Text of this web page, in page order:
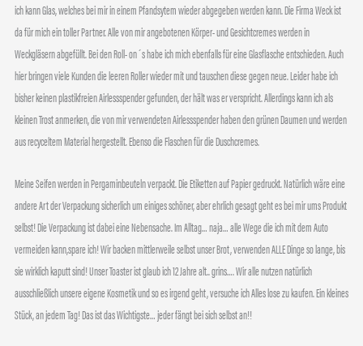
ich kann Glas, welches bei mir in einem Pfandsytem wieder abgegeben werden kann. Die Firma Weck ist
da für mich ein toller Partner. Alle von mir angebotenen Körper- und Gesichtcremes werden in
Weckgläsern abgefüllt. Bei den Roll- on´s habe ich mich ebenfalls für eine Glasflasche entschieden. Auch
hier bringen viele Kunden die leeren Roller wieder mit und tauschen diese gegen neue. Leider habe ich
bisher keinen plastikfreien Airlessspender gefunden, der hält was er verspricht. Allerdings kann ich als
kleinen Trost anmerken, die von mir verwendeten Airlessspender haben den grünen Daumen und werden
aus recyceltem Material hergestellt. Ebenso die Flaschen für die Duschcremes.
Meine Seifen werden in Pergaminbeuteln verpackt. Die Etiketten auf Papier gedruckt. Natürlich wäre eine
andere Art der Verpackung sicherlich um einiges schöner, aber ehrlich gesagt geht es bei mir ums Produkt
selbst! Die Verpackung ist dabei eine Nebensache. Im Alltag… naja… alle Wege die ich mit dem Auto
vermeiden kann,spare ich! Wir backen mittlerweile selbst unser Brot, verwenden ALLE Dinge so lange, bis
sie wirklich kaputt sind! Unser Toaster ist glaub ich 12 Jahre alt.. grins…. Wir alle nutzen natürlich
ausschließlich unsere eigene Kosmetik und so es irgend geht, versuche ich Alles lose zu kaufen. Ein kleines
Stück, an jedem Tag! Das ist das Wichtigste… jeder fängt bei sich selbst an!!